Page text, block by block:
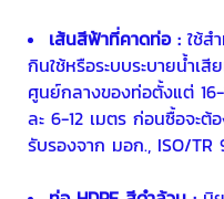
เส้นสีฟ้าที่คาดท่อ : ใช้ส
กินใช้หรือระบบระบายน้ำเ
ศูนย์กลางของท่อตั้งแต่
ละ 6-12 เมตร ก่อนซื้อจะ
รับรองจาก มอก., ISO/TR